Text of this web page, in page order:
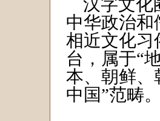
汉字文化
中华政治和
相近文化习
台，属于“
本、朝鲜、
中国”范畴